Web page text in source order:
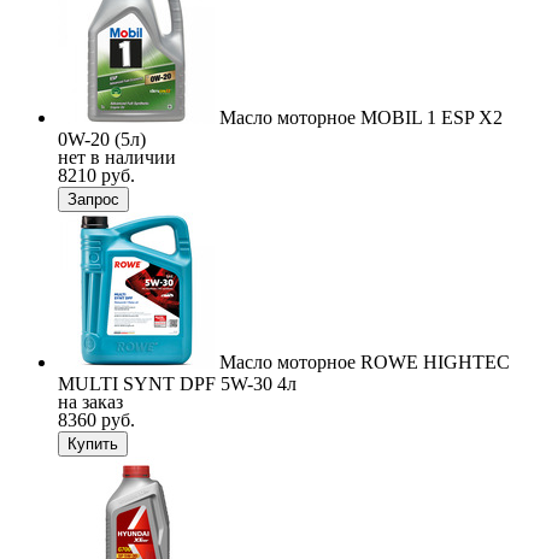
Масло моторное MOBIL 1 ESP X2
0W-20 (5л)
нет в наличии
8210 руб.
Запрос
Масло моторное ROWE HIGHTEC
MULTI SYNT DPF 5W-30 4л
на заказ
8360 руб.
Купить